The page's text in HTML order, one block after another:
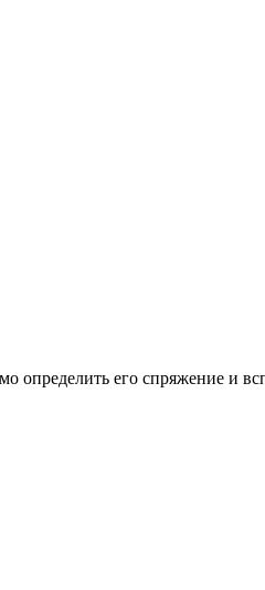
определить его спряжение и